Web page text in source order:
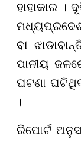
ହାହାକାର ।
ବା
ପାନୀୟ
ଘଟଣା
।
ରିପୋର୍ଟ